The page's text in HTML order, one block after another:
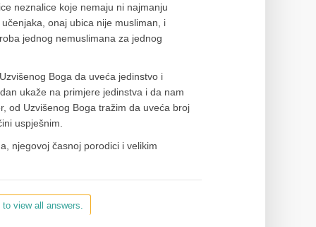
neznalice koje nemaju ni najmanju
onaj ubica nije musliman, i
jednog nemuslimana za jednog
Boga da uveća jedinstvo i
ukaže na primjere jedinstva i da nam
od Uzvišenog Boga tražim da uveća broj
uspješnim.
njegovoj časnoj porodici i velikim
view all answers.